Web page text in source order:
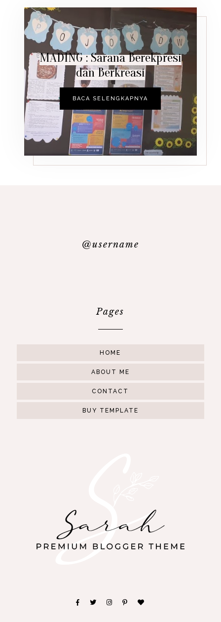
MADING : Sarana Berekpresi
dan Berkreasi
BACA SELENGKAPNYA
@username
Pages
HOME
ABOUT ME
CONTACT
BUY TEMPLATE